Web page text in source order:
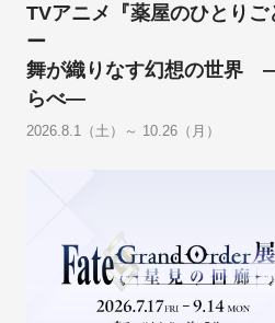
TVアニメ『薬屋のひとり
ー
舞が織りなす幻想の世界
らべ―
2026.8.1（土）～ 10.26（月）